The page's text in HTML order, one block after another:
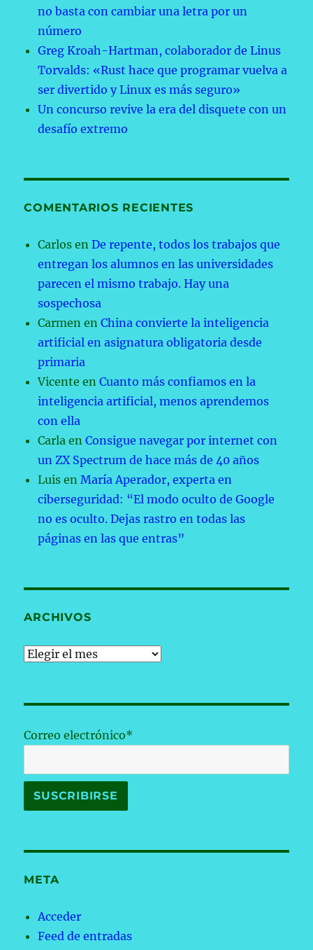
no basta con cambiar una letra por un
número
Greg Kroah-Hartman, colaborador de Linus
Torvalds: «Rust hace que programar vuelva a
ser divertido y Linux es más seguro»
Un concurso revive la era del disquete con un
desafío extremo
COMENTARIOS RECIENTES
Carlos enDe repente, todos los trabajos que
entregan los alumnos en las universidades
parecen el mismo trabajo. Hay una
sospechosa
Carmen enChina convierte la inteligencia
artificial en asignatura obligatoria desde
primaria
Vicente enCuanto más confiamos en la
inteligencia artificial, menos aprendemos
con ella
Carla enConsigue navegar por internet con
un ZX Spectrum de hace más de 40 años
Luis enMaría Aperador, experta en
ciberseguridad: “El modo oculto de Google
no es oculto. Dejas rastro en todas las
páginas en las que entras”
ARCHIVOS
Archivos
Correo electrónico*
META
Acceder
Feed de entradas